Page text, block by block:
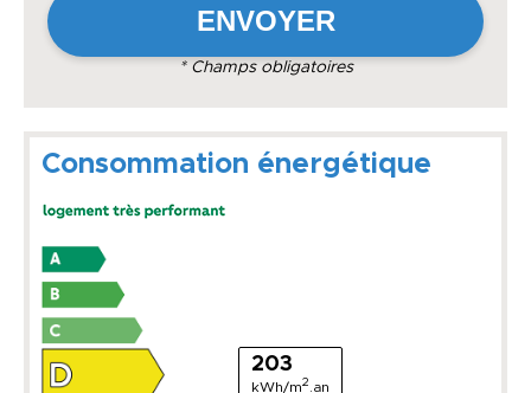
* Champs obligatoires
Consommation énergétique
203
kWh/m2 .an